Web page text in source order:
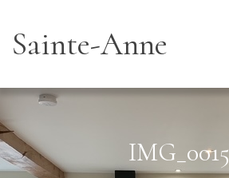
Sainte-Anne
IMG_0015